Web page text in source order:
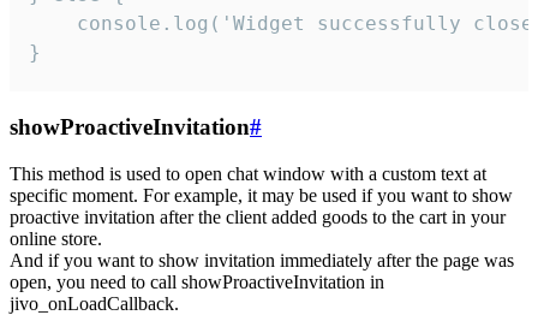
console.log('Widget successfully
}
showProactiveInvitation#
This method is used to open chat window with a custom text at
specific moment. For example, it may be used if you want to show
proactive invitation after the client added goods to the cart in your
online store.
And if you want to show invitation immediately after the page was
open, you need to call showProactiveInvitation in
jivo_onLoadCallback.